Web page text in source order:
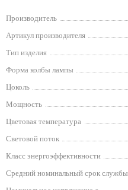
Производитель
Артикул производителя
Тип изделия
Форма колбы лампы
Цоколь
Мощность
Цветовая температура
Световой поток
Класс энергоэффективности
Средний номинальный срок службы